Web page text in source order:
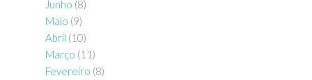
Junho (8)
Maio (9)
Abril (10)
Março (11)
Fevereiro (8)